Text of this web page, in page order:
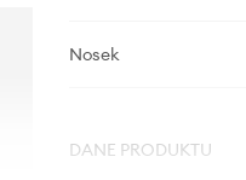
Nosek
DANE PRODUKTU